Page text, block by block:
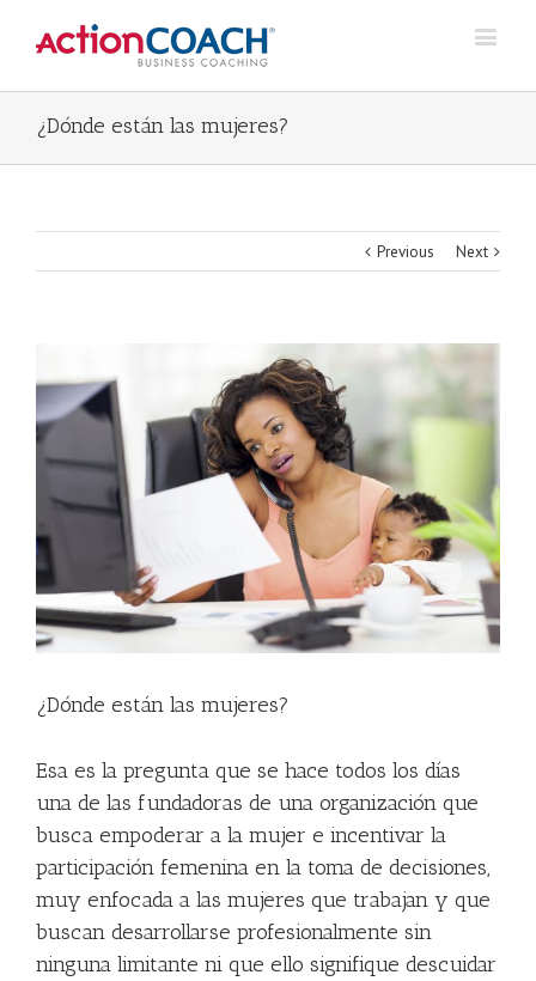
¿Dónde están las mujeres?
Previous Next
Larger
Image
¿Dónde están las mujeres?
Esa es la pregunta que se hace todos los días
una de las fundadoras de una organización que
busca empoderar a la mujer e incentivar la
participación femenina en la toma de decisiones,
muy enfocada a las mujeres que trabajan y que
buscan desarrollarse profesionalmente sin
ninguna limitante ni que ello signifique descuidar